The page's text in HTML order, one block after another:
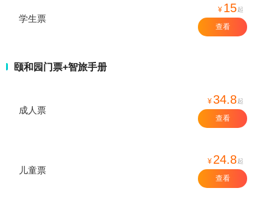
学生票
¥ 15起
查看
颐和园门票+智旅手册
成人票
¥34.8起
查看
儿童票
¥ 24.8起
查看